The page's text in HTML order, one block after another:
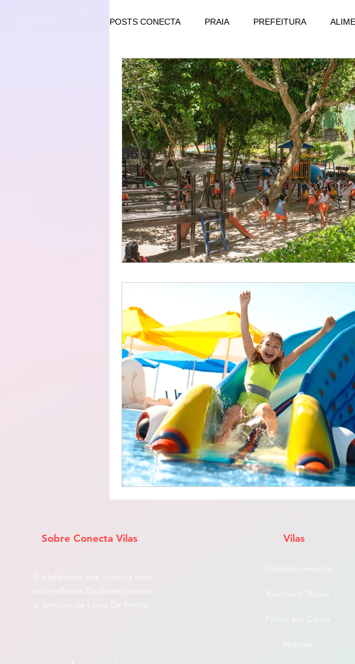
POSTS CONECTA PRAIA PREFEITURA
TRATAMENTOS CASA EDUCAÇÃO
Sobre Conecta Vilas
A plataforma que conecta você
aos melhores Estabelecimentos
e Serviços de Lauro De Freitas.
Vilas
Filmes em Cartaz
Notícias